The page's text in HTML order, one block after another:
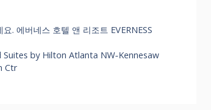
. 에버네스 호텔 앤 리조트 EVERNESS
Suites by Hilton Atlanta NW-Kennesaw
Ctr